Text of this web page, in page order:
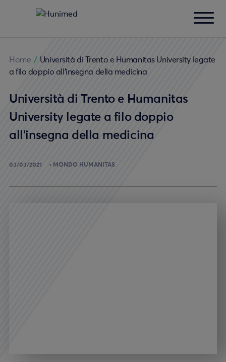
Home / Università di Trento e Humanitas University legate
a filo doppio all’insegna della medicina
Università di Trento e Humanitas
University legate a filo doppio
all’insegna della medicina
03/03/2021 MONDO HUMANITAS